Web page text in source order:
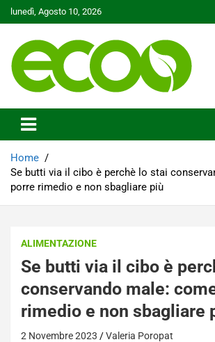
Skip
to
lunedì, Agosto 10, 2026
Ecoo.it
Home
Se butti via il cibo è perchè lo stai
porre rimedio e non sbagliare più
ALIMENTAZIONE
Se butti via il cibo è
conservando male:
rimedio e non sbagliare
2 Novembre 2023 Valeria Poropat